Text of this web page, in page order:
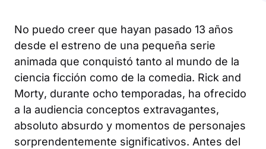
No puedo creer que hayan pasado 13 años
desde el estreno de una pequeña serie
animada que conquistó tanto al mundo de la
ciencia ficción como de la comedia. Rick and
Morty, durante ocho temporadas, ha ofrecido
a la audiencia conceptos extravagantes,
absoluto absurdo y momentos de personajes
sorprendentemente significativos. Antes del